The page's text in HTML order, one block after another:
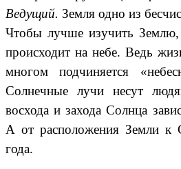
Ведущий. Земля одно из
Чтобы лучше изучить Землю,
происходит на небе. Ведь
многом подчиняется
Солнечные лучи несут
восхода и захода Солнца
А от расположения Земли к
года.